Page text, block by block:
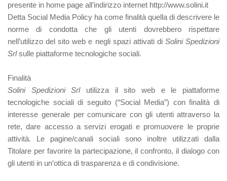
presente in home page all’indirizzo internet http://www.solini.it
Detta Social Media Policy ha come finalità quella di descrivere le
norme di condotta che gli utenti dovrebbero rispettare
nell’utilizzo del sito web e negli spazi attivati di Solini Spedizioni
Srlsulle piattaforme tecnologiche sociali.
Finalità
Solini Spedizioni Srl
utilizza il sito web e le piattaforme
tecnologiche sociali di seguito (“Social Media”) con finalità di
interesse generale per comunicare con gli utenti attraverso la
rete, dare accesso a servizi erogati e promuovere le proprie
attività. Le pagine/canali sociali sono inoltre utilizzati dalla
Titolare per favorire la partecipazione, il confronto, il dialogo con
gli utenti in un’ottica di trasparenza e di condivisione.